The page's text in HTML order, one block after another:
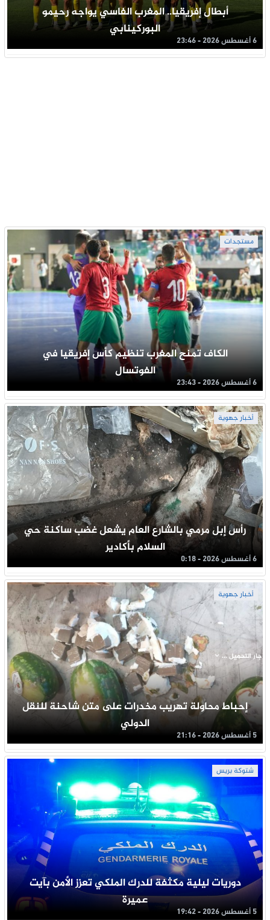
أبطال إفريقيا.. المغرب الفاسي يواجه رحيمو
البوركينابي
6 أغسطس 2026 - 23:46
مستجدات
الكاف تمنح المغرب تنظيم كأس إفريقيا في
الفوتسال
6 أغسطس 2026 - 23:43
أخبار جهوية
رأس إبل مرمي بالشارع العام يشعل غضب ساكنة حي
السلام بأكادير
6 أغسطس 2026 - 0:18
أخبار جهوية
إحباط محاولة تهريب مخدرات على متن شاحنة للنقل
الدولي
5 أغسطس 2026 - 21:16
شتوكة بريس
دوريات ليلية مكثفة للدرك الملكي تعزز الأمن بآيت
عميرة
5 أغسطس 2026 - 19:42
جار التحميل ...